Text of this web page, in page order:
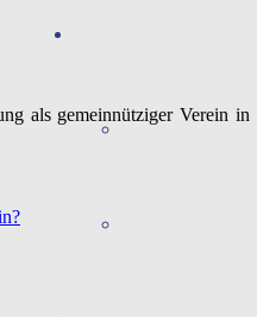
als gemeinnütziger Verein